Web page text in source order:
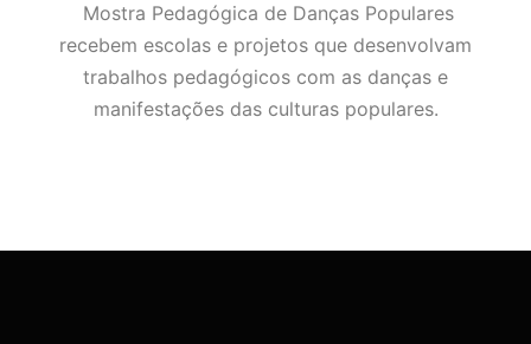
Mostra Pedagógica de Danças Populares
recebem escolas e projetos que desenvolvam
trabalhos pedagógicos com as danças e
manifestações das culturas populares.